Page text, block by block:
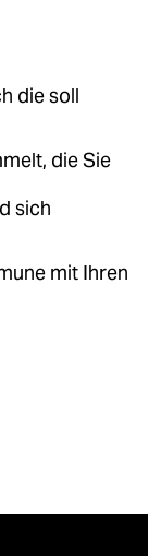
die soll
die Sie
sich
mit Ihren